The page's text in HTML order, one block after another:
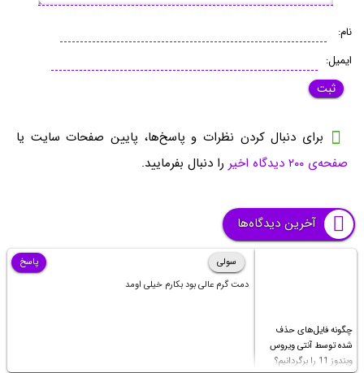
نام:
ایمیل:
برای دنبال کردن نظرات و پاسخ‌ها، پایین صفحات سایت یا
صفحه‌ی ۲۰۰ دیدگاه اخیر
را دنبال بفرمایید.
آخرین دیدگاه‌ها
چگونه فایل‌های حذف
شده توسط آنتی ویروس
ویندوز 11 را برگردانیم؟
سولی
دمت گرم عالی بود بکارم خیلی اومد
پاسخ